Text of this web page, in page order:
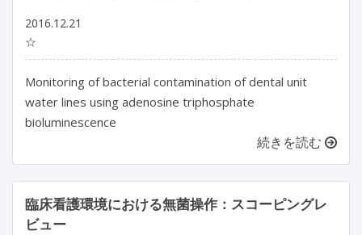
2016.12.21
☆
Monitoring of bacterial contamination of dental unit
water lines using adenosine triphosphate
bioluminescence
続きを読む
臨床看護環境における無菌操作：スコーピングレ
ビュー